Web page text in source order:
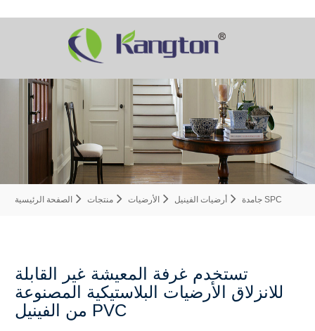
الصفحة الرئيسية منتجات الأرضيات أرضيات الفينيل جامدة SPC
تستخدم غرفة المعيشة غير القابلة
للانزلاق الأرضيات البلاستيكية المصنوعة
من الفينيل PVC